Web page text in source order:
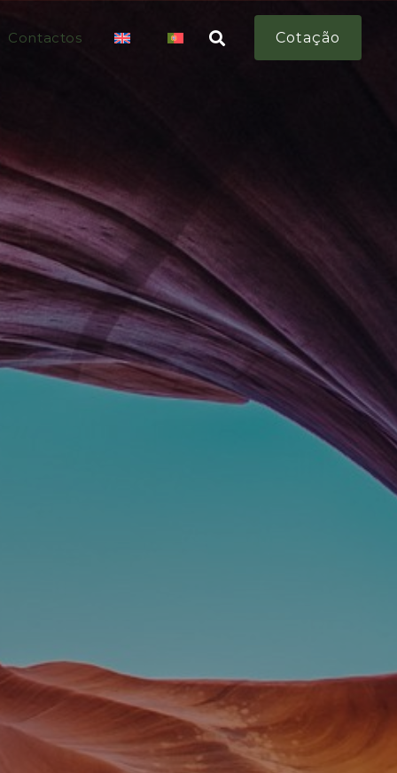
Contactos Cotação